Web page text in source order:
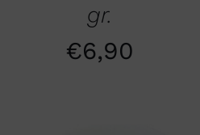
gr.
€6,90